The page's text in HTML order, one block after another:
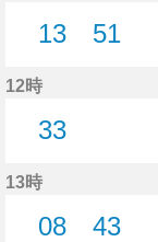
13
51
12時
33
13時
08
43